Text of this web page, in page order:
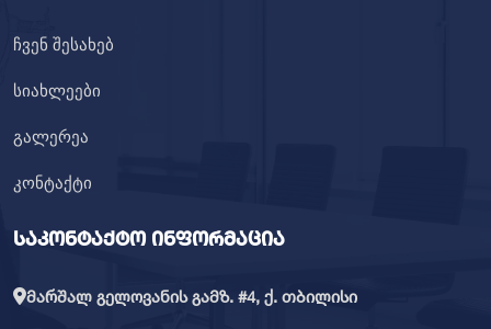
ჩვენ შესახებ
სიახლეები
გალერეა
კონტაქტი
საკონტაქტო ინფორმაცია
მარშალ გელოვანის გამზ. #4, ქ. თბილისი